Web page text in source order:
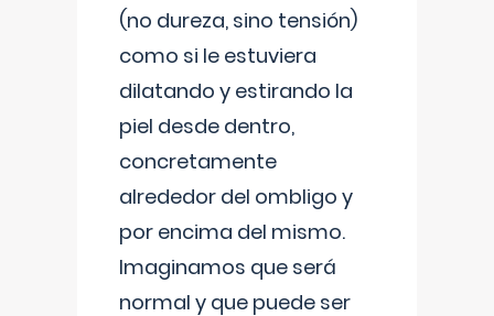
(no dureza, sino tensión)
como si le estuviera
dilatando y estirando la
piel desde dentro,
concretamente
alrededor del ombligo y
por encima del mismo.
Imaginamos que será
normal y que puede ser